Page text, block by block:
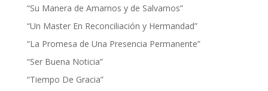
“Su Manera de Amarnos y de Salvarnos”
“Un Master En Reconciliación y Hermandad”
“La Promesa de Una Presencia Permanente”
“Ser Buena Noticia”
“Tiempo De Gracia”